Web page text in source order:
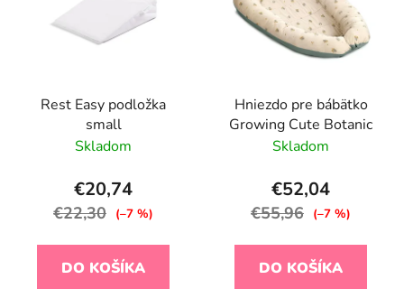
Rest Easy podložka
small
Skladom
€20,74
€22,30 (–7 %)
DO KOŠÍKA
Hniezdo pre bábätko
Growing Cute Botanic
Skladom
€52,04
€55,96 (–7 %)
DO KOŠÍKA